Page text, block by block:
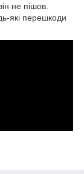
не пішов.
які перешкоди